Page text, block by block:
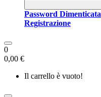
Password Dimenticata
Registrazione
0
0,00 €
Il carrello è vuoto!